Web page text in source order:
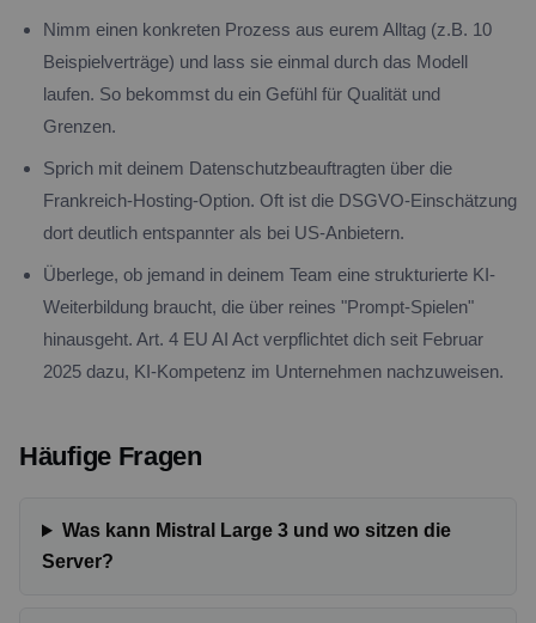
Nimm einen konkreten Prozess aus eurem Alltag (z.B. 10
Beispielverträge) und lass sie einmal durch das Modell
laufen. So bekommst du ein Gefühl für Qualität und
Grenzen.
Sprich mit deinem Datenschutzbeauftragten über die
Frankreich-Hosting-Option. Oft ist die DSGVO-Einschätzung
dort deutlich entspannter als bei US-Anbietern.
Überlege, ob jemand in deinem Team eine strukturierte KI-
Weiterbildung braucht, die über reines "Prompt-Spielen"
hinausgeht. Art. 4 EU AI Act verpflichtet dich seit Februar
2025 dazu, KI-Kompetenz im Unternehmen nachzuweisen.
Häufige Fragen
Was kann Mistral Large 3 und wo sitzen die
Server?